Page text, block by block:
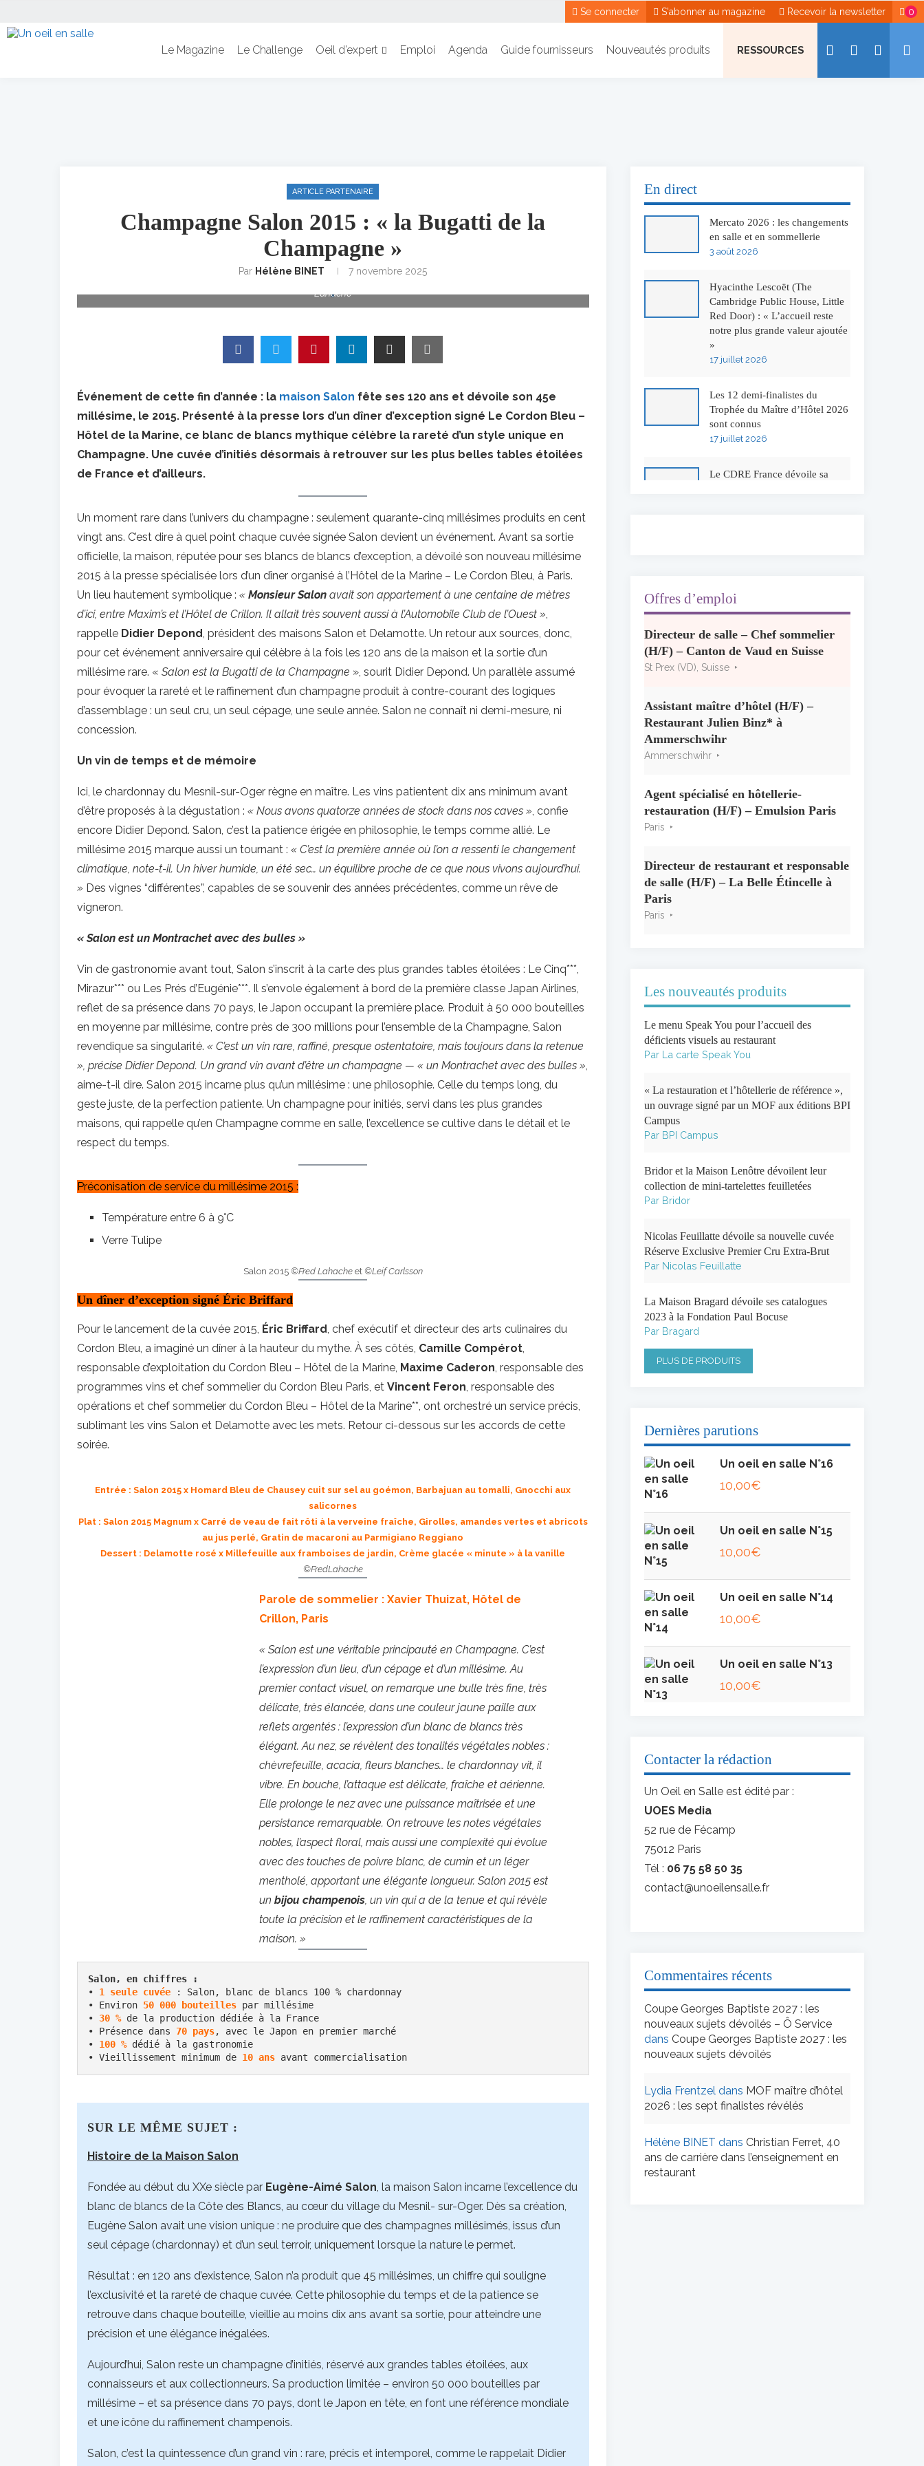
0
Recevoir la newsletter
S'abonner au magazine
Se connecter
Le Magazine Le Challenge Oeil d’expert Emploi Agenda Guide fournisseurs Nouveautés produits RESSOURCES
ARTICLE PARTENAIRE
Champagne Salon 2015 : « la Bugatti de la
Champagne »
Par Hélène BINET 7 novembre 2025
La Maison Salon a lancé officiellement son millésime 2015 à l'Hôtel de la Marine - Le Cordon bleu Paris, en présence
Lahache
Événement de cette fin d’année : la maison Salon fête ses 120 ans et dévoile son 45e
millésime, le 2015. Présenté à la presse lors d’un dîner d’exception signé Le Cordon Bleu –
Hôtel de la Marine, ce blanc de blancs mythique célèbre la rareté d’un style unique en
Champagne. Une cuvée d’initiés désormais à retrouver sur les plus belles tables étoilées
de France et d’ailleurs.
Un moment rare dans l’univers du champagne : seulement quarante-cinq millésimes produits en cent
vingt ans. C’est dire à quel point chaque cuvée signée Salon devient un événement. Avant sa sortie
officielle, la maison, réputée pour ses blancs de blancs d’exception, a dévoilé son nouveau millésime
2015 à la presse spécialisée lors d’un dîner organisé à l’Hôtel de la Marine – Le Cordon Bleu, à Paris.
Un lieu hautement symbolique : « Monsieur Salon avait son appartement à une centaine de mètres
d’ici, entre Maxim’s et l’Hôtel de Crillon. Il allait très souvent aussi à l’Automobile Club de l’Ouest »,
rappelle Didier Depond, président des maisons Salon et Delamotte. Un retour aux sources, donc,
pour cet événement anniversaire qui célèbre à la fois les 120 ans de la maison et la sortie d’un
millésime rare. « Salon est la Bugatti de la Champagne », sourit Didier Depond. Un parallèle assumé
pour évoquer la rareté et le raffinement d’un champagne produit à contre-courant des logiques
d’assemblage : un seul cru, un seul cépage, une seule année. Salon ne connaît ni demi-mesure, ni
concession.
Un vin de temps et de mémoire
Ici, le chardonnay du Mesnil-sur-Oger règne en maître. Les vins patientent dix ans minimum avant
d’être proposés à la dégustation : « Nous avons quatorze années de stock dans nos caves », confie
encore Didier Depond. Salon, c’est la patience érigée en philosophie, le temps comme allié. Le
millésime 2015 marque aussi un tournant : « C’est la première année où l’on a ressenti le changement
climatique, note-t-il. Un hiver humide, un été sec… un équilibre proche de ce que nous vivons aujourd’hui.
» Des vignes “différentes”, capables de se souvenir des années précédentes, comme un rêve de
vigneron.
« Salon est un Montrachet avec des bulles »
Vin de gastronomie avant tout, Salon s’inscrit à la carte des plus grandes tables étoilées : Le Cinq***,
Mirazur*** ou Les Prés d’Eugénie***. Il s’envole également à bord de la première classe Japan Airlines,
reflet de sa présence dans 70 pays, le Japon occupant la première place. Produit à 50 000 bouteilles
en moyenne par millésime, contre près de 300 millions pour l’ensemble de la Champagne, Salon
revendique sa singularité. « C’est un vin rare, raffiné, presque ostentatoire, mais toujours dans la retenue
», précise Didier Depond. Un grand vin avant d’être un champagne — « un Montrachet avec des bulles »,
aime-t-il dire. Salon 2015 incarne plus qu’un millésime : une philosophie. Celle du temps long, du
geste juste, de la perfection patiente. Un champagne pour initiés, servi dans les plus grandes
maisons, qui rappelle qu’en Champagne comme en salle, l’excellence se cultive dans le détail et le
respect du temps.
Préconisation de service du millésime 2015 :
Température entre 6 à 9°C
Verre Tulipe
Salon 2015 ©Fred Lahacheet ©Leif Carlsson
Un dîner d’exception signé Éric Briffard
Pour le lancement de la cuvée 2015, Éric Briffard, chef exécutif et directeur des arts culinaires du
Cordon Bleu, a imaginé un dîner à la hauteur du mythe. À ses côtés, Camille Compérot,
responsable d’exploitation du Cordon Bleu – Hôtel de la Marine, Maxime Caderon, responsable des
programmes vins et chef sommelier du Cordon Bleu Paris, et Vincent Feron, responsable des
opérations et chef sommelier du Cordon Bleu – Hôtel de la Marine**, ont orchestré un service précis,
sublimant les vins Salon et Delamotte avec les mets. Retour ci-dessous sur les accords de cette
soirée.
Entrée : Salon 2015 x Homard Bleu de Chausey cuit sur sel au goémon, Barbajuan au tomalli, Gnocchi aux
salicornes
Plat : Salon 2015 Magnum x Carré de veau de fait rôti à la verveine fraîche, Girolles, amandes vertes et abricots
au jus perlé, Gratin de macaroni au Parmigiano Reggiano
Dessert : Delamotte rosé x Millefeuille aux framboises de jardin, Crème glacée « minute » à la vanille
©FredLahache
Parole de sommelier : Xavier Thuizat, Hôtel de
Crillon, Paris
« Salon est une véritable principauté en Champagne. C’est
l’expression d’un lieu, d’un cépage et d’un millésime. Au
premier contact visuel, on remarque une bulle très fine, très
délicate, très élancée, dans une couleur jaune paille aux
reflets argentés : l’expression d’un blanc de blancs très
élégant. Au nez, se révèlent des tonalités végétales nobles :
chèvrefeuille, acacia, fleurs blanches… le chardonnay vit, il
vibre. En bouche, l’attaque est délicate, fraîche et aérienne.
Elle prolonge le nez avec une puissance maîtrisée et une
persistance remarquable. On retrouve les notes végétales
nobles, l’aspect floral, mais aussi une complexité qui évolue
avec des touches de poivre blanc, de cumin et un léger
mentholé, apportant une élégante longueur. Salon 2015 est
unbijou champenois, un vin qui a de la tenue et qui révèle
toute la précision et le raffinement caractéristiques de la
maison. »
Salon, en chiffres :
• 1 seule cuvée : Salon, blanc de blancs 100 % chardonnay
• Environ 50 000 bouteilles par millésime
• 30 % de la production dédiée à la France
• Présence dans 70 pays, avec le Japon en premier marché
• 100 % dédié à la gastronomie
• Vieillissement minimum de 10 ans avant commercialisation
SUR LE MÊME SUJET :
Histoire de la Maison Salon
Fondée au début du XXe siècle par Eugène-Aimé Salon, la maison Salon incarne l’excellence du
blanc de blancs de la Côte des Blancs, au cœur du village du Mesnil- sur-Oger. Dès sa création,
Eugène Salon avait une vision unique : ne produire que des champagnes millésimés, issus d’un
seul cépage (chardonnay) et d’un seul terroir, uniquement lorsque la nature le permet.
Résultat : en 120 ans d’existence, Salon n’a produit que 45 millésimes, un chiffre qui souligne
l’exclusivité et la rareté de chaque cuvée. Cette philosophie du temps et de la patience se
retrouve dans chaque bouteille, vieillie au moins dix ans avant sa sortie, pour atteindre une
précision et une élégance inégalées.
Aujourd’hui, Salon reste un champagne d’initiés, réservé aux grandes tables étoilées, aux
connaisseurs et aux collectionneurs. Sa production limitée – environ 50 000 bouteilles par
millésime – et sa présence dans 70 pays, dont le Japon en tête, en font une référence mondiale
et une icône du raffinement champenois.
Salon, c’est la quintessence d’un grand vin : rare, précis et intemporel, comme le rappelait Didier
En direct
Mercato 2026 : les changements
en salle et en sommellerie
3 août 2026
Hyacinthe Lescoët (The
Cambridge Public House, Little
Red Door) : « L’accueil reste
notre plus grande valeur ajoutée
»
17 juillet 2026
Les 12 demi-finalistes du
Trophée du Maître d’Hôtel 2026
sont connus
17 juillet 2026
Le CDRE France dévoile sa
Concours général des métiers
« CSR » 2026 : le palmarès
officiel
10 juillet 2026
la Bourgogne
7 juillet 2026
Georges Blanc
3 juillet 2026
Offres d’emploi
Directeur de salle – Chef sommelier
(H/F) – Canton de Vaud en Suisse
St Prex (VD), Suisse
Assistant maître d’hôtel (H/F) –
Restaurant Julien Binz* à
Ammerschwihr
Ammerschwihr
Agent spécialisé en hôtellerie-
restauration (H/F) – Emulsion Paris
Paris
Directeur de restaurant et responsable
de salle (H/F) – La Belle Étincelle à
Paris
Paris
Les nouveautés produits
Le menu Speak You pour l’accueil des
déficients visuels au restaurant
Par La carte Speak You
« La restauration et l’hôtellerie de référence »,
un ouvrage signé par un MOF aux éditions BPI
Campus
Par BPI Campus
Bridor et la Maison Lenôtre dévoilent leur
collection de mini-tartelettes feuilletées
Par Bridor
Nicolas Feuillatte dévoile sa nouvelle cuvée
Réserve Exclusive Premier Cru Extra-Brut
Par Nicolas Feuillatte
La Maison Bragard dévoile ses catalogues
2023 à la Fondation Paul Bocuse
Par Bragard
PLUS DE PRODUITS
Dernières parutions
Un oeil en salle N°16
10,00€
Un oeil en salle N°15
10,00€
Un oeil en salle N°14
10,00€
Un oeil en salle N°13
10,00€
Contacter la rédaction
Un Oeil en Salle est édité par :
UOES Media
52 rue de Fécamp
75012 Paris
Tél : 06 75 58 50 35
contact@unoeilensalle.fr
Commentaires récents
Coupe Georges Baptiste 2027 : les
nouveaux sujets dévoilés – Ô Service
dans Coupe Georges Baptiste 2027 : les
nouveaux sujets dévoilés
Lydia Frentzel dans MOF maître d’hôtel
2026 : les sept finalistes révélés
Hélène BINET dans Christian Ferret, 40
ans de carrière dans l’enseignement en
restaurant